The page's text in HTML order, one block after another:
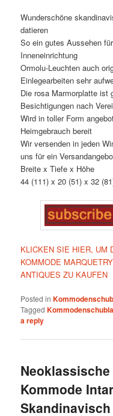
Wunderschöne
datieren
So ein gutes Aussehen
Inneneinrichtung
Ormolu-Leuchten auch
Einlegearbeiten sehr
Die rosa Marmorplatte ist
Besichtigungen nach
Wird in toller Form
Heimgebrauch bereit
Wir versenden in jeden
uns für ein
Breite x Tiefe x Höhe
44 (111) x 20 (51) x 32
KLICKEN SIE HIER, UM
KOMMODE
ANTIQUES ZU KAUFEN
Posted in
Tagged
a reply
Kommode
Skandinavisch